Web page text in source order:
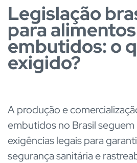
Legislação
para alimentos
embutidos: o
exigido?
A produção e
embutidos no Brasil seguem
exigências legais para
segurança sanitária e